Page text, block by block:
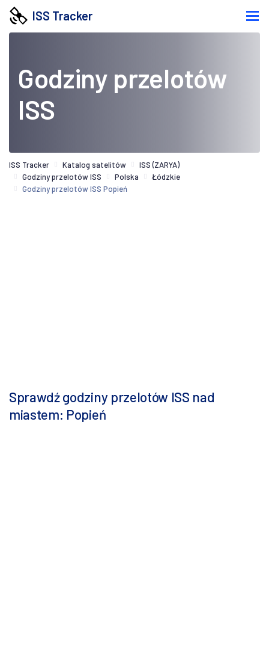
ISS Tracker
Godziny przelotów
ISS
ISS Tracker Katalog satelitów
ISS (ZARYA)
Godziny przelotów ISS
Polska
Łódzkie
Godziny przelotów ISS Popień
Sprawdź godziny przelotów ISS nad
miastem: Popień